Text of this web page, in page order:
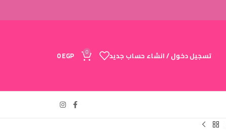
تسجيل دخول / انشاء حساب جديد 0
0EGP